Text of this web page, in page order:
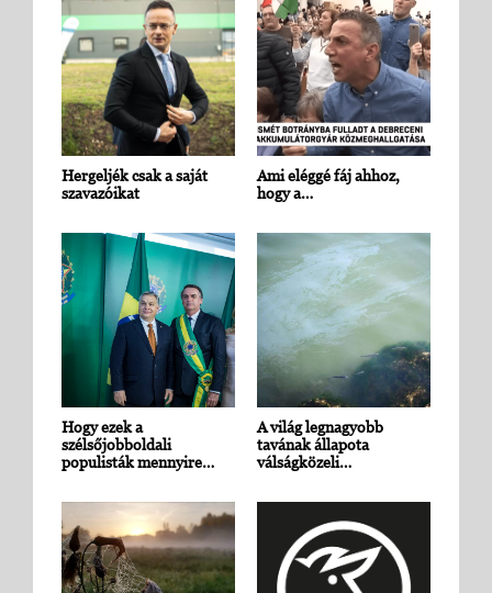
Hergeljék csak a saját
szavazóikat
Ami eléggé fáj ahhoz,
hogy a…
Hogy ezek a
szélsőjobboldali
populisták mennyire…
A világ legnagyobb
tavának állapota
válságközeli…